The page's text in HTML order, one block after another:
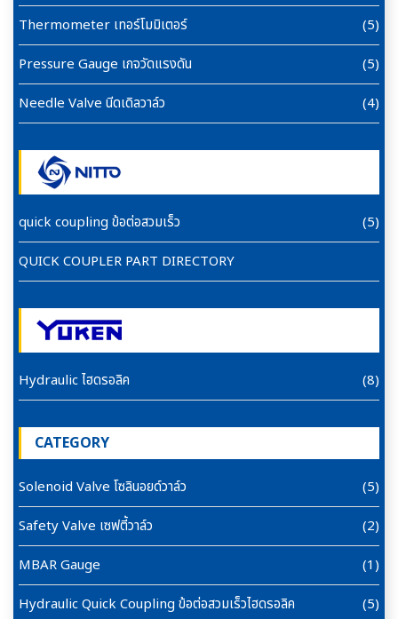
Thermometer เทอร์โมมิเตอร์
(5)
Pressure Gauge เกจวัดแรงดัน
(5)
Needle Valve นีดเดิลวาล์ว
(4)
quick coupling ข้อต่อสวมเร็ว
(5)
QUICK COUPLER PART DIRECTORY
Hydraulic ไฮดรอลิค (8)
CATEGORY
Solenoid Valve โซลินอยด์วาล์ว
(5)
Safety Valve เซฟตี้วาล์ว
(2)
MBAR Gauge
(1)
Hydraulic Quick Coupling ข้อต่อสวมเร็วไฮดรอลิค
(5)